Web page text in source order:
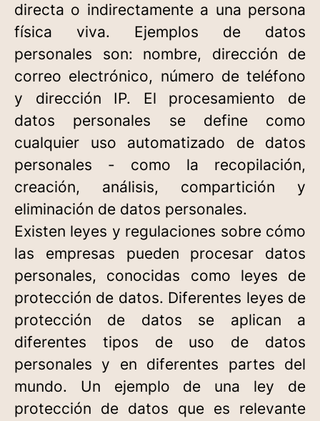
directa o indirectamente a una persona
física viva. Ejemplos de datos
personales son: nombre, dirección de
correo electrónico, número de teléfono
y dirección IP. El procesamiento de
datos personales se define como
cualquier uso automatizado de datos
personales - como la recopilación,
creación, análisis, compartición y
eliminación de datos personales.
Existen leyes y regulaciones sobre cómo
las empresas pueden procesar datos
personales, conocidas como leyes de
protección de datos. Diferentes leyes de
protección de datos se aplican a
diferentes tipos de uso de datos
personales y en diferentes partes del
mundo. Un ejemplo de una ley de
protección de datos que es relevante